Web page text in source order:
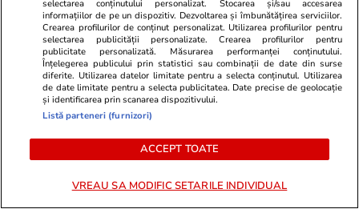
Ce fel de revoluție urmează în
România?
Libertatea.ro
selectarea conținutului personalizat. Stocarea și/sau accesarea
informațiilor de pe un dispozitiv. Dezvoltarea și îmbunătățirea serviciilor.
Crearea profilurilor de conținut personalizat. Utilizarea profilurilor pentru
selectarea publicității personalizate. Crearea profilurilor pentru
publicitate personalizată. Măsurarea performanței conținutului.
Înțelegerea publicului prin statistici sau combinații de date din surse
diferite. Utilizarea datelor limitate pentru a selecta conținutul. Utilizarea
de date limitate pentru a selecta publicitatea. Date precise de geolocație
și identificarea prin scanarea dispozitivului.
Listă parteneri (furnizori)
ACCEPT TOATE
VREAU SA MODIFIC SETARILE INDIVIDUAL